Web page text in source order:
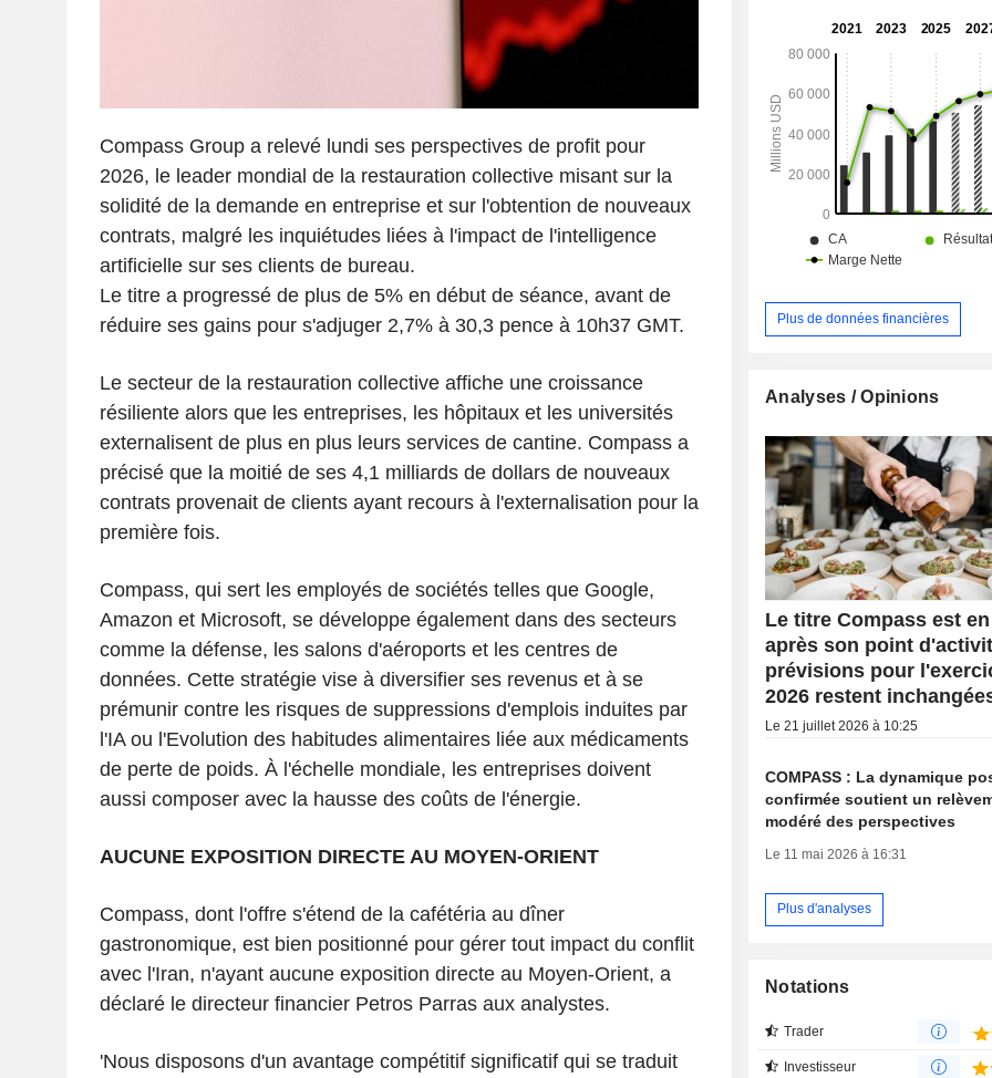
Compass Group a relevé lundi ses perspectives de profit pour
2026, le leader mondial de la restauration collective misant sur la
solidité de la demande en entreprise et sur l'obtention de nouveaux
contrats, malgré les inquiétudes liées à l'impact de l'intelligence
artificielle sur ses clients de bureau.
Le titre a progressé de plus de 5% en début de séance, avant de
réduire ses gains pour s'adjuger 2,7% à 30,3 pence à 10h37 GMT.
Le secteur de la restauration collective affiche une croissance
résiliente alors que les entreprises, les hôpitaux et les universités
externalisent de plus en plus leurs services de cantine. Compass a
précisé que la moitié de ses 4,1 milliards de dollars de nouveaux
contrats provenait de clients ayant recours à l'externalisation pour la
première fois.
Compass, qui sert les employés de sociétés telles que Google,
Amazon et Microsoft, se développe également dans des secteurs
comme la défense, les salons d'aéroports et les centres de
données. Cette stratégie vise à diversifier ses revenus et à se
prémunir contre les risques de suppressions d'emplois induites par
l'IA ou l'Evolution des habitudes alimentaires liée aux médicaments
de perte de poids. À l'échelle mondiale, les entreprises doivent
aussi composer avec la hausse des coûts de l'énergie.
AUCUNE EXPOSITION DIRECTE AU MOYEN-ORIENT
Compass, dont l'offre s'étend de la cafétéria au dîner
gastronomique, est bien positionné pour gérer tout impact du conflit
avec l'Iran, n'ayant aucune exposition directe au Moyen-Orient, a
déclaré le directeur financier Petros Parras aux analystes.
'Nous disposons d'un avantage compétitif significatif qui se traduit
Plus de données financières
Analyses / Opinions
Le titre Compass est
après son point
prévisions pour
2026 restent
Le 21 juillet 2026 à 10:25
COMPASS : La dynamique
confirmée soutient un
modéré des perspectives
Le 11 mai 2026 à 16:31
Plus d'analyses
Notations
Trader
Investisseur